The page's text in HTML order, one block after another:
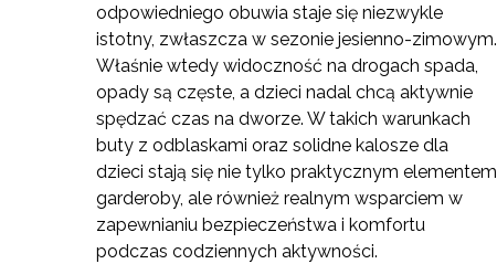
odpowiedniego obuwia staje się niezwykle
istotny, zwłaszcza w sezonie jesienno-zimowym.
Właśnie wtedy widoczność na drogach spada,
opady są częste, a dzieci nadal chcą aktywnie
spędzać czas na dworze. W takich warunkach
buty z odblaskami oraz solidne kalosze dla
dzieci stają się nie tylko praktycznym elementem
garderoby, ale również realnym wsparciem w
zapewnianiu bezpieczeństwa i komfortu
podczas codziennych aktywności.